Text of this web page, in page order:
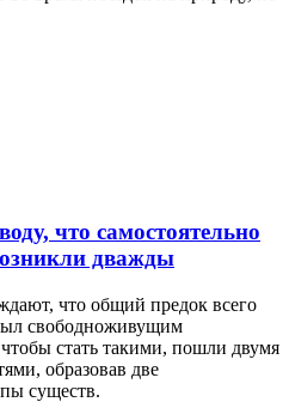
что самостоятельно
дважды
что общий предок всего
свободноживущим
стать такими, пошли двумя
образовав две
существ.